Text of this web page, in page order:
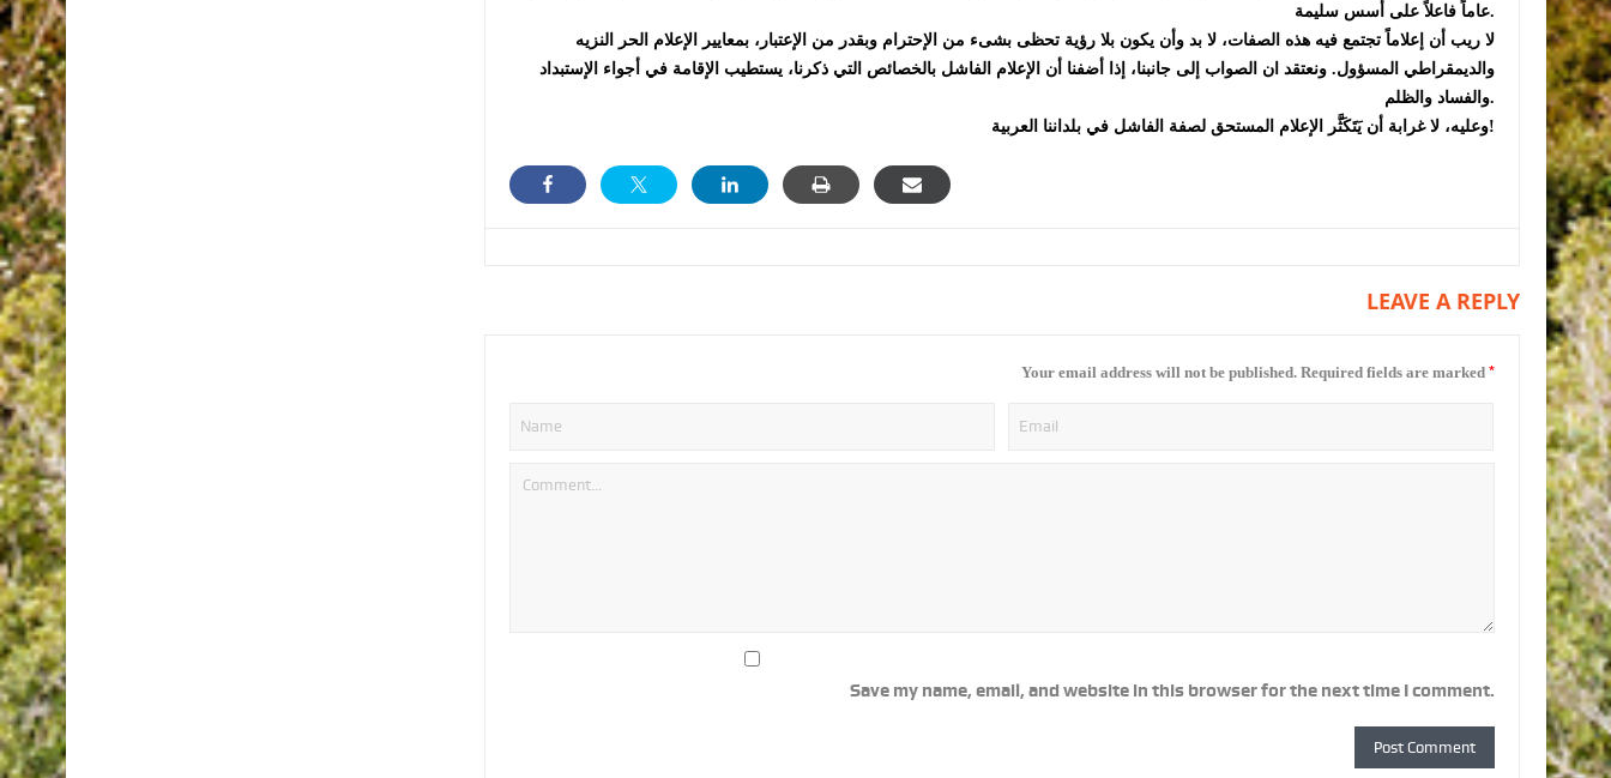
عاماً فاعلاً على أسس سليمة.
لا ريب أن إعلاماً تجتمع فيه هذه الصفات، لا بد وأن يكون بلا رؤية تحظى بشىء من الإحترام وبقدر من الإعتبار، بمعايير الإعلام الحر النزيه
والديمقراطي المسؤول. ونعتقد ان الصواب إلى جانبنا، إذا أضفنا أن الإعلام الفاشل بالخصائص التي ذكرنا، يستطيب الإقامة في أجواء الإستبداد
والفساد والظلم.
وعليه، لا غرابة أن يَتَكَثَّر الإعلام المستحق لصفة الفاشل في بلداننا العربية!
LEAVE A REPLY
Your email address will not be published. Required fields are marked *
Save my name, email, and website in this browser for the next time I comment.